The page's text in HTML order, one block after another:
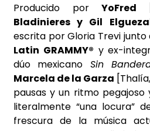
Producido por YoFred
Bladinieres y Gil
escrita por Gloria Trevi
Latin GRAMMY® y ex-
dúo mexicano Sin
Marcela de la Garza
pausas y un ritmo
literalmente “una locura”
frescura de la música